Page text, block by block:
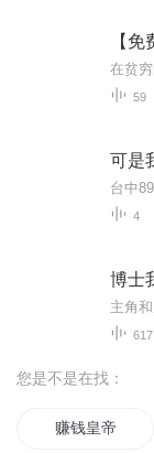
59
4
617
您是不是在找：
赚钱皇帝